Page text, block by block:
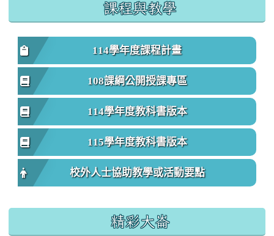
課程與教學
114學年度課程計畫
108課綱公開授課專區
114學年度教科書版本
115學年度教科書版本
校外人士協助教學或活動要點
精彩大崙